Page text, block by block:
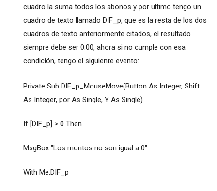
cuadro la suma todos los abonos y por ultimo tengo un
cuadro de texto llamado DIF_p, que es la resta de los dos
cuadros de texto anteriormente citados, el resultado
siempre debe ser 0.00, ahora si no cumple con esa
condición, tengo el siguiente evento:
Private Sub DIF_p_MouseMove(Button As Integer, Shift
As Integer, por As Single, Y As Single)
If [DIF_p] > 0 Then
MsgBox "Los montos no son igual a 0"
With Me.DIF_p